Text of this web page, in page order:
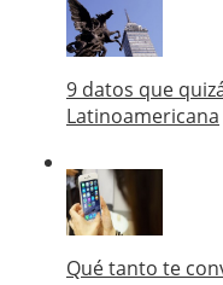
9 datos que
Latinoamericana
Qué tanto te